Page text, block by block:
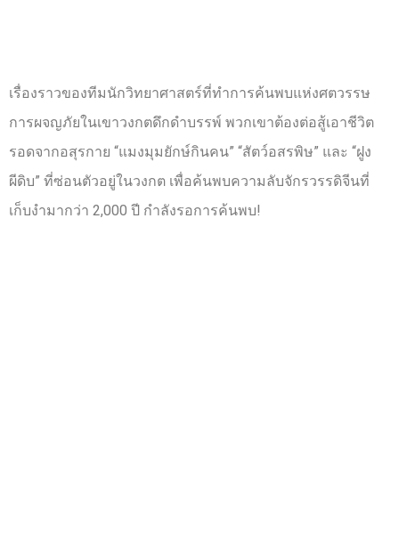
เรื่องราวของทีมนักวิทยาศาสตร์ที่ทำการค้นพบแห่งศตวรรษ
การผจญภัยในเขาวงกตดึกดำบรรพ์ พวกเขาต้องต่อสู้เอาชีวิต
รอดจากอสุรกาย “แมงมุมยักษ์กินคน” “สัตว์อสรพิษ” และ “ฝูง
ผีดิบ” ที่ซ่อนตัวอยู่ในวงกต เพื่อค้นพบความลับจักรวรรดิจีนที่
เก็บงำมากว่า 2,000 ปี กำลังรอการค้นพบ!